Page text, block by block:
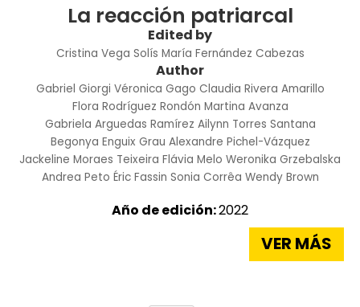
La reacción patriarcal
Edited by
Cristina Vega Solís María Fernández Cabezas
Author
Gabriel Giorgi Véronica Gago Claudia Rivera Amarillo
Flora Rodríguez Rondón Martina Avanza
Gabriela Arguedas Ramírez Ailynn Torres Santana
Begonya Enguix Grau Alexandre Pichel-Vázquez
Jackeline Moraes Teixeira Flávia Melo Weronika Grzebalska
Andrea Peto Éric Fassin Sonia Corrêa Wendy Brown
Año de edición:2022
VER MÁS